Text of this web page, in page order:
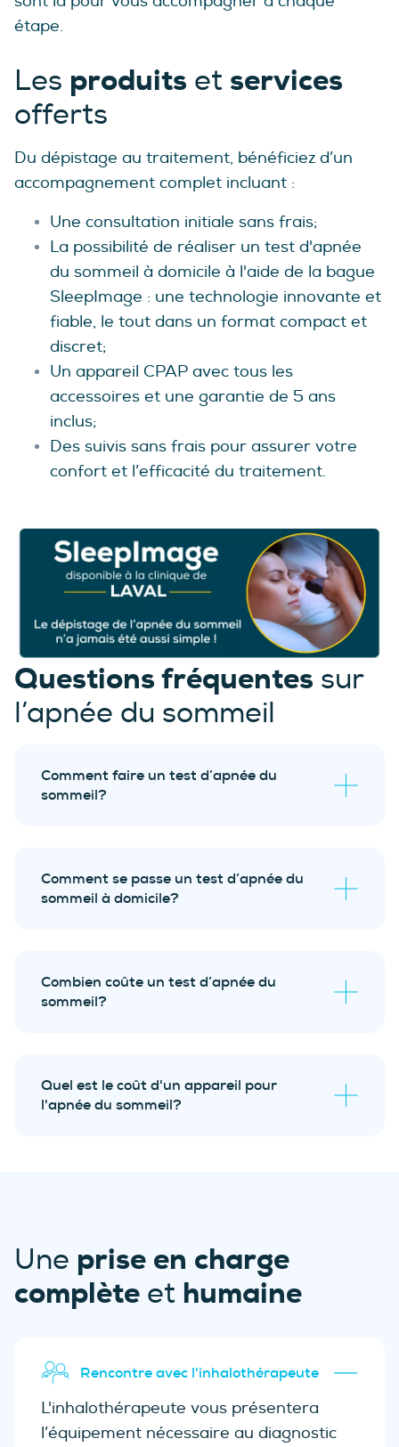
étape.
Les produits et services
offerts
Du dépistage au traitement, bénéficiez d’un
accompagnement complet incluant :
Une consultation initiale sans frais;
La possibilité de réaliser un test d'apnée
du sommeil à domicile à l'aide de la bague
SleepImage : une technologie innovante et
fiable, le tout dans un format compact et
discret;
Un appareil CPAP avec tous les
accessoires et une garantie de 5 ans
inclus;
Des suivis sans frais pour assurer votre
confort et l’efficacité du traitement.
Questions fréquentes sur
l’apnée du sommeil
Comment faire un test d’apnée du
sommeil?
Comment se passe un test d’apnée du
sommeil à domicile?
Combien coûte un test d’apnée du
sommeil?
Quel est le coût d'un appareil pour
l'apnée du sommeil?
de 5 ans
des suivis
personnalisés pendant 5 ans
Une prise en charge
complète et humaine
Rencontre avec l'inhalothérapeute
L'inhalothérapeute vous présentera
l’équipement nécessaire au diagnostic